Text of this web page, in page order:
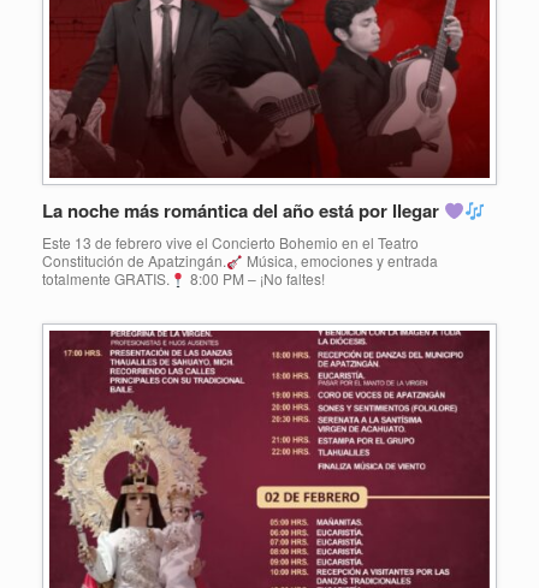
La noche más romántica del año está por llegar
Este 13 de febrero vive el Concierto Bohemio en el Teatro
Constitución de Apatzingán.
Música, emociones y entrada
totalmente GRATIS.
8:00 PM – ¡No faltes!